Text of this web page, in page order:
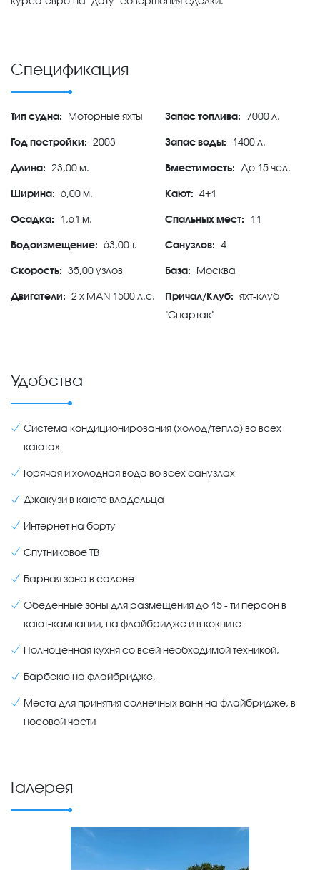
Спецификация
Тип судна: Моторные яхты
Год постройки: 2003
Длина: 23,00 м.
Ширина: 6,00 м.
Осадка: 1,61 м.
Водоизмещение: 63,00 т.
Скорость: 35,00 узлов
Двигатели: 2 x MAN 1500 л.с.
Запас топлива: 7000 л.
Запас воды: 1400 л.
Вместимость: До 15 чел.
Кают: 4+1
Спальных мест: 11
Санузлов: 4
База: Москва
Причал/Клуб: яхт-клуб
"Спартак"
Удобства
Система кондиционирования (холод/тепло) во всех
каютах
Горячая и холодная вода во всех санузлах
Джакузи в каюте владельца
Интернет на борту
Спутниковое ТВ
Барная зона в салоне
Обеденные зоны для размещения до 15 - ти персон в
кают-кампании, на флайбридже и в кокпите
Полноценная кухня со всей необходимой техникой,
Барбекю на флайбридже,
Места для принятия солнечных ванн на флайбридже, в
носовой части
Галерея